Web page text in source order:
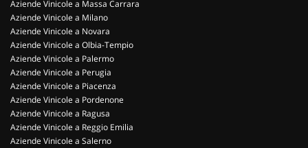
Aziende Vinicole a Massa Carrara
Aziende Vinicole a Milano
Aziende Vinicole a Novara
Aziende Vinicole a Olbia-Tempio
Aziende Vinicole a Palermo
Aziende Vinicole a Perugia
Aziende Vinicole a Piacenza
Aziende Vinicole a Pordenone
Aziende Vinicole a Ragusa
Aziende Vinicole a Reggio Emilia
Aziende Vinicole a Salerno